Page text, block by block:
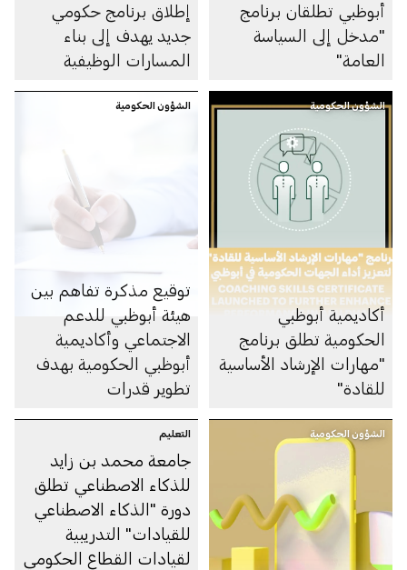
أبوظبي تطلقان برنامج
"مدخل إلى السياسة
العامة"
إطلاق برنامج حكومي
جديد يهدف إلى بناء
المسارات الوظيفية
الشؤون الحكومية
أكاديمية أبوظبي
الحكومية تطلق برنامج
"مهارات الإرشاد الأساسية
للقادة"
الشؤون الحكومية
توقيع مذكرة تفاهم بين
هيئة أبوظبي للدعم
الاجتماعي وأكاديمية
أبوظبي الحكومية بهدف
تطوير قدرات
الدمج الاجتماعي
الشؤون الحكومية التعليم
جامعة محمد بن زايد
للذكاء الاصطناعي تطلق
دورة "الذكاء الاصطناعي
للقيادات" التدريبية
لقيادات القطاع الحكومي